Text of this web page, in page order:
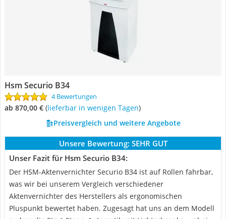
Hsm Securio B34
4 Bewertungen
ab 870,00 € ( Lieferbar in wenigen Tagen)
Preisvergleich und weitere Angebote
Unsere Bewertung: SEHR GUT
Unser Fazit für Hsm Securio B34:
Der HSM-Aktenvernichter Securio B34 ist auf Rollen fahrbar,
was wir bei unserem Vergleich verschiedener
Aktenvernichter des Herstellers als ergonomischen
Pluspunkt bewertet haben. Zugesagt hat uns an dem Modell